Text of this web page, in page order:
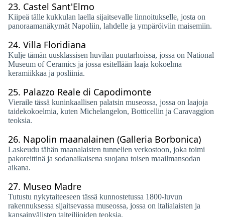
23. Castel Sant'Elmo
Kiipeä tälle kukkulan laella sijaitsevalle linnoitukselle, josta on
panoraamanäkymät Napoliin, lahdelle ja ympäröiviin maisemiin.
24. Villa Floridiana
Kulje tämän uusklassisen huvilan puutarhoissa, jossa on National
Museum of Ceramics ja jossa esitellään laaja kokoelma
keramiikkaa ja posliinia.
25. Palazzo Reale di Capodimonte
Vieraile tässä kuninkaallisen palatsin museossa, jossa on laajoja
taidekokoelmia, kuten Michelangelon, Botticellin ja Caravaggion
teoksia.
26. Napolin maanalainen (Galleria Borbonica)
Laskeudu tähän maanalaisten tunnelien verkostoon, joka toimi
pakoreittinä ja sodanaikaisena suojana toisen maailmansodan
aikana.
27. Museo Madre
Tutustu nykytaiteeseen tässä kunnostetussa 1800-luvun
rakennuksessa sijaitsevassa museossa, jossa on italialaisten ja
kansainvälisten taiteilijoiden teoksia.